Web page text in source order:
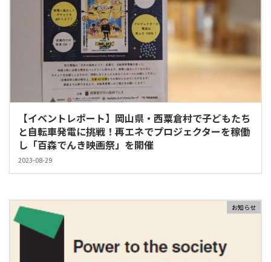
【イベントレポート】岡山県・西粟倉村で子どもたち
と自転車発電に挑戦！再エネでプロジェクターを稼働
し「百森でんき映画祭」を開催
2023-08-29
お知らせ